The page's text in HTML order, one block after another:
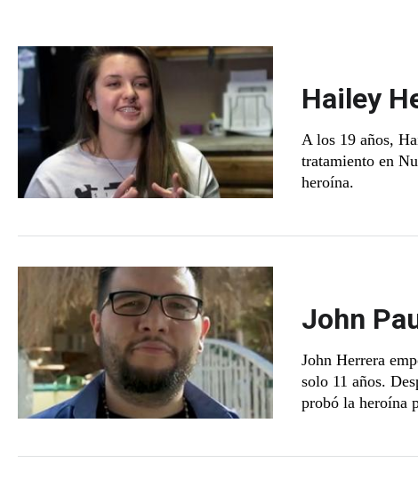
Hailey
A los 19 años,
tratamiento en
heroína.
John
John Herrera
solo 11 años.
probó la heroína